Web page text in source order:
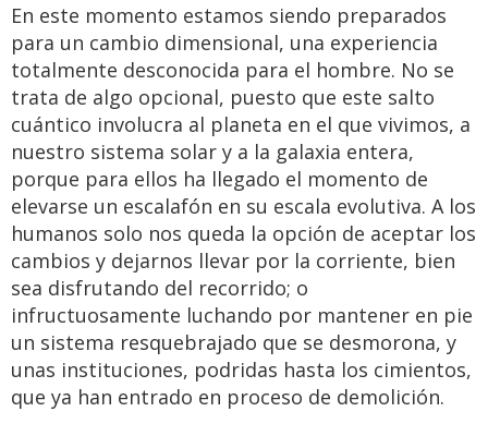
En este momento estamos siendo preparados
para un cambio dimensional, una experiencia
totalmente desconocida para el hombre. No se
trata de algo opcional, puesto que este salto
cuántico involucra al planeta en el que vivimos, a
nuestro sistema solar y a la galaxia entera,
porque para ellos ha llegado el momento de
elevarse un escalafón en su escala evolutiva. A los
humanos solo nos queda la opción de aceptar los
cambios y dejarnos llevar por la corriente, bien
sea disfrutando del recorrido; o
infructuosamente luchando por mantener en pie
un sistema resquebrajado que se desmorona, y
unas instituciones, podridas hasta los cimientos,
que ya han entrado en proceso de demolición.